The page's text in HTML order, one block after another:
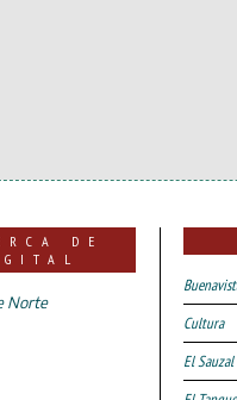
DE
Norte
Cultura
El Sauzal